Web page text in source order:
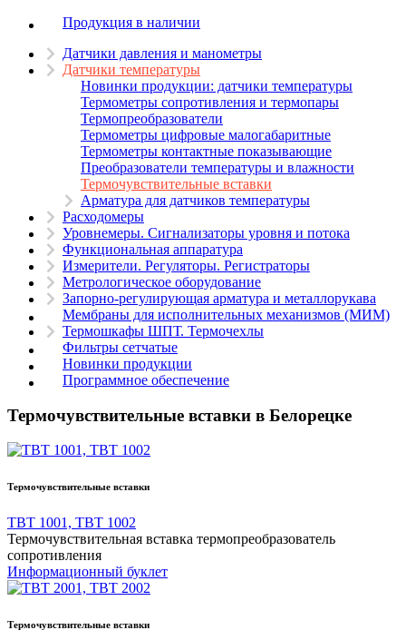
Продукция в наличии
Датчики давления и манометры
Датчики температуры
Новинки продукции: датчики температуры
Термометры сопротивления и термопары
Термопреобразователи
Термометры цифровые малогабаритные
Термометры контактные показывающие
Преобразователи температуры и влажности
Термочувствительные вставки
Арматура для датчиков температуры
Расходомеры
Уровнемеры. Сигнализаторы уровня и потока
Функциональная аппаратура
Измерители. Регуляторы. Регистраторы
Метрологическое оборудование
Запорно-регулирующая арматура и металлорукава
Мембраны для исполнительных механизмов (МИМ)
Термошкафы ШПТ. Термочехлы
Фильтры сетчатые
Новинки продукции
Программное обеспечение
Термочувствительные вставки в Белорецке
Термочувствительные вставки
ТВТ 1001, ТВТ 1002
Термочувствительная вставка термопреобразователь
сопротивления
Информационный буклет
Термочувствительные вставки